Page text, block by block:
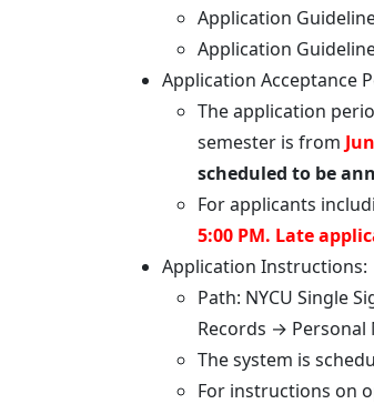
Application
Application
Application Acceptance
The application
semester is from
scheduled to be
For applicants
5:00 PM. Late
Application Instructions:
Path: NYCU Single
Records →
The system is
For instructions on